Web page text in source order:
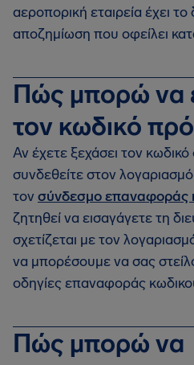
αεροπορική εταιρεία έχει
αποζημίωση που οφείλει
Πώς μπορώ να
τον κωδικό
Αν έχετε ξεχάσει τον
συνδεθείτε στον
τονσύνδεσμο επαναφοράς
ζητηθεί να εισαγάγετε τη
σχετίζεται με τον
να μπορέσουμε να σας
οδηγίες επαναφοράς
Πώς μπορώ να